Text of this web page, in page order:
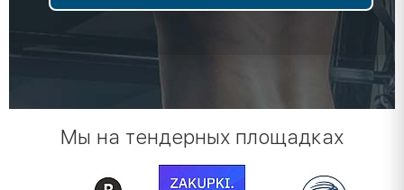
Мы на тендерных площадках